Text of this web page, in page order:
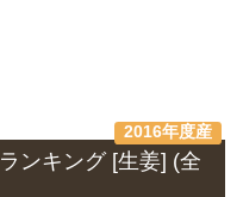
2016年度産
ンキング [生姜] (全